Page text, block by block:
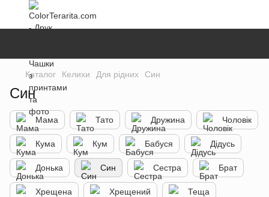
Каталог Келихи Для рідних Син
Син
Мама Тато Дружина Чоловік
Кума Кум Бабуся Дідусь
Донька Син Сестра Брат
Хрещена Хрещений Теща